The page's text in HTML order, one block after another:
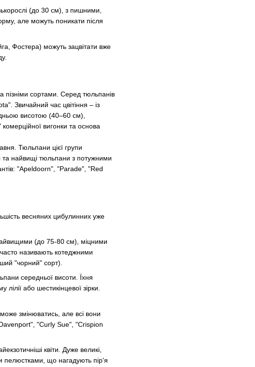
(до 30 см), з пишними,
але можуть поникати після
Фостера) можуть зацвітати вже
пізніми сортами. Серед тюльпанів
Звичайний час цвітіння – із
висотою (40–60 см),
вигонки та основа
Тюльпани цієї групи
та найвищі тюльпани з потужними
"Apeldoorn", "Parade", "Red
весняних цибулинних уже
(до 75-80 см), міцними
називають котеджними
"чорний" сорт).
середньої висоти. Їхня
лілії або шестикінцевої зірки.
змінюватись, але всі вони
"Curly Sue", "Crispion
квіти. Дуже великі,
пелюстками, що нагадують пір'я